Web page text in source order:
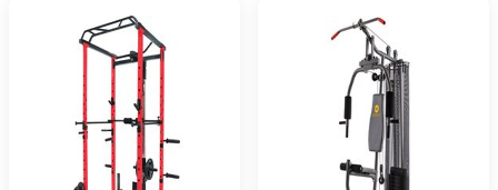
krachtstation voor
thuis - Compact en
multifunctioneel -
Incl. gratis fitness